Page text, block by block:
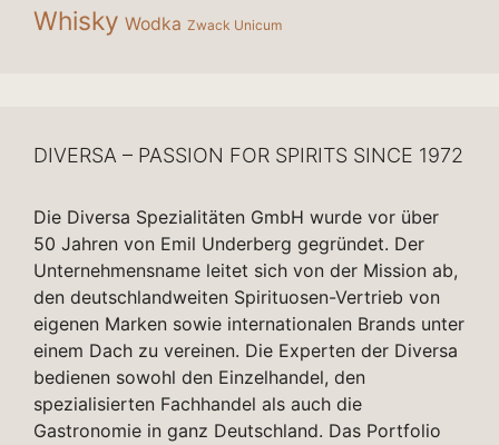
Whisky Wodka Zwack Unicum
DIVERSA – PASSION FOR SPIRITS SINCE 1972
Die Diversa Spezialitäten GmbH wurde vor über
50 Jahren von Emil Underberg gegründet. Der
Unternehmensname leitet sich von der Mission ab,
den deutschlandweiten Spirituosen-Vertrieb von
eigenen Marken sowie internationalen Brands unter
einem Dach zu vereinen. Die Experten der Diversa
bedienen sowohl den Einzelhandel, den
spezialisierten Fachhandel als auch die
Gastronomie in ganz Deutschland. Das Portfolio